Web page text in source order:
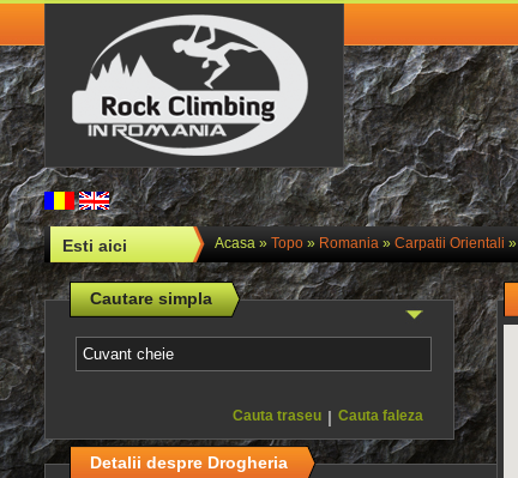
Esti aici Acasa» Topo» Romania» Carpatii Orientali »
Cautare simpla
Cauta faleza
|
Cauta traseu
Detalii despre Drogheria